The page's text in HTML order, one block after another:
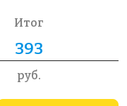
Итог
руб.